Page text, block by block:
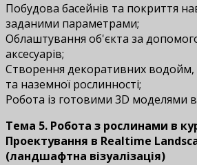
Побудова басейнів та покриття
заданими параметрами;
Облаштування об'єкта за
аксесуарів;
Створення декоративних водойм,
та наземної рослинності;
Робота із готовими 3D моделями
Тема 5. Робота з рослинами в
Проектування в Realtime
(ландшафтна візуалізація)